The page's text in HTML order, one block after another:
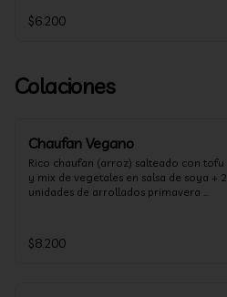
$6.200
Colaciones
Chaufan Vegano
Rico chaufan (arroz) salteado con tofu
y mix de vegetales en salsa de soya + 2
unidades de arrollados primavera
$8.200